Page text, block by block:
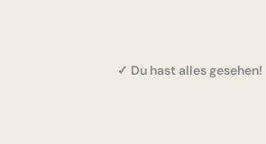
✓ Du hast alles gesehen!